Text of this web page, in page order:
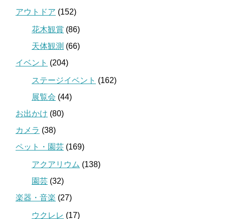
アウトドア (152)
花木観賞 (86)
天体観測 (66)
イベント (204)
ステージイベント (162)
展覧会 (44)
お出かけ (80)
カメラ (38)
ペット・園芸 (169)
アクアリウム (138)
園芸 (32)
楽器・音楽 (27)
ウクレレ (17)